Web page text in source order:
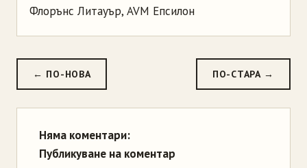
Флорънс Литауър, AVM Епсилон
← ПО-НОВА ПО-СТАРА →
Няма коментари:
Публикуване на коментар